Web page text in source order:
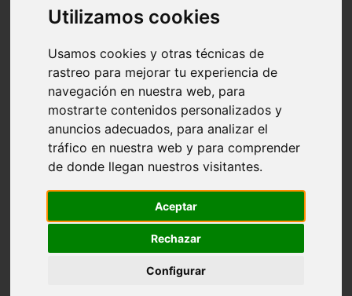
Utilizamos cookies
Usamos cookies y otras técnicas de
rastreo para mejorar tu experiencia de
navegación en nuestra web, para
mostrarte contenidos personalizados y
anuncios adecuados, para analizar el
tráfico en nuestra web y para comprender
de donde llegan nuestros visitantes.
Aceptar
Rechazar
Configurar
Málaga - nerja
Girona - blanes
Málaga - marbella
Asturias - gijón
Girona - figueres
Alicante - santa-pola
Almería - roquetas-de-mar
Girona - tossa-de-mar
Barcelona - sant-cugat-del-vallès
Alicante - l39alfàs-del-pi
Barcelona - vilanova-i-la-geltrú
Castellón - peñíscola
Illes-balears - sant-josep-de-sa-talaia